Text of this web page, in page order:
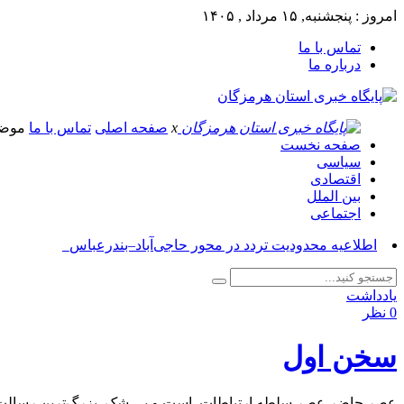
امروز : پنجشنبه, ۱۵ مرداد , ۱۴۰۵
تماس با ما
درباره ما
x صفحه اصلی تماس با ما
صفحه نخست
سیاسی
اقتصادی
بین الملل
اجتماعی
آسوش_
یادداشت
0 نظر
سخن اول